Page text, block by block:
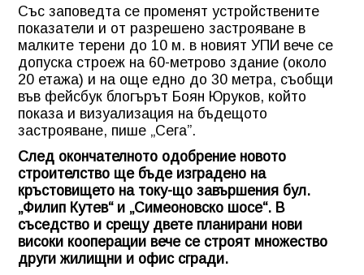
Със заповедта се променят устройствените
показатели и от разрешено застрояване в
малките терени до 10 м. в новият УПИ вече се
допуска строеж на 60-метрово здание (около
20 етажа) и на още едно до 30 метра, съобщи
във фейсбук блогърът Боян Юруков, който
показа и визуализация на бъдещото
застрояване, пише „Сега”.
След окончателното одобрение новото
строителство ще бъде изградено на
кръстовището на току-що завършения бул.
„Филип Кутев“ и „Симеоновско шосе“. В
съседство и срещу двете планирани нови
високи кооперации вече се строят множество
други жилищни и офис сгради.